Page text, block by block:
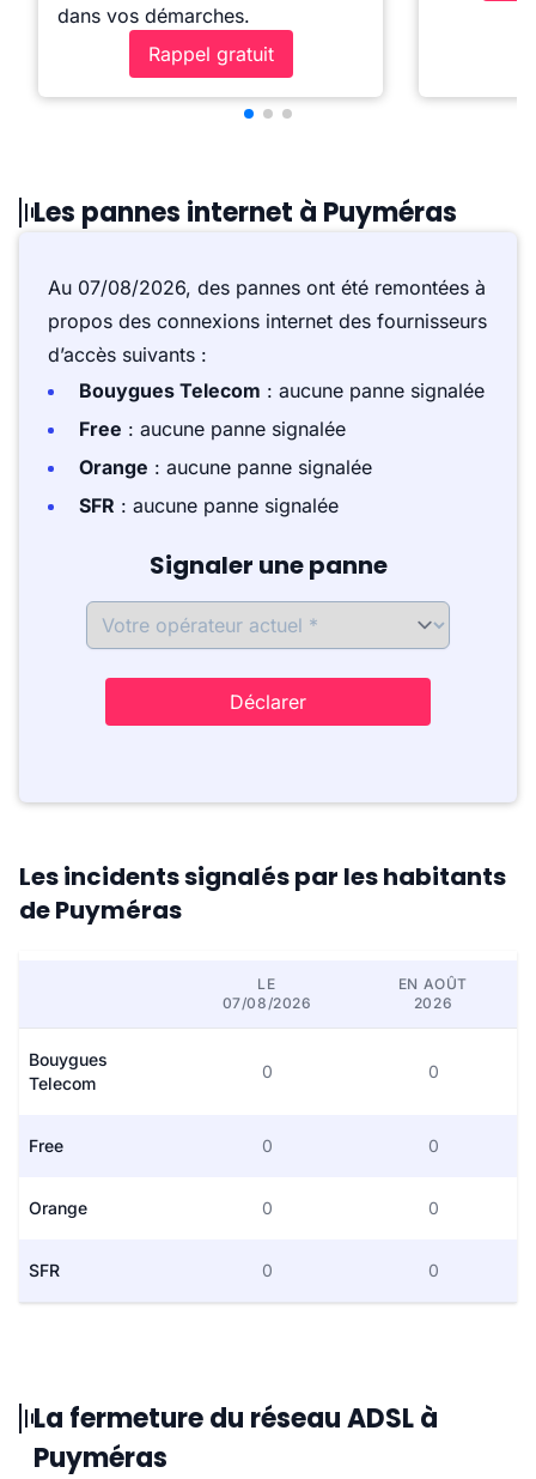
dans vos démarches.
Rappel gratuit
Les pannes internet à Puyméras
Au 07/08/2026, des pannes ont été remontées à
propos des connexions internet des fournisseurs
d’accès suivants :
Bouygues Telecom : aucune panne signalée
Free : aucune panne signalée
Orange : aucune panne signalée
SFR : aucune panne signalée
Signaler une panne
Déclarer
Les incidents signalés par les habitants
de Puyméras
LE
07/08/2026
EN AOÛT
2026
Bouygues
Telecom
0 0
Free 0 0
Orange 0 0
SFR 0 0
La fermeture du réseau ADSL à
Puyméras